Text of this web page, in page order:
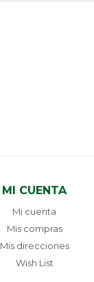
MI CUENTA
Mi cuenta
Mis compras
Mis direcciones
Wish List